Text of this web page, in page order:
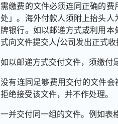
需缴费的文件必须连同正确的
处」。海外付款人须附上抬头
牌银行。如以邮递方式或利用
式向文件提交人/公司发出正式
如以邮递方式交付文件，须缴付
没有连同足够费用交付的文件
拒绝接受该文件，并不作处理。
一并交付同一组的文件。例如表